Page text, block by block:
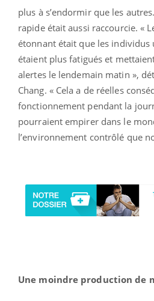
plus à s’endormir que les
rapide était aussi raccourcie. «
étonnant était que les individus
étaient plus fatigués et
alertes le lendemain matin »,
Chang. « Cela a de réelles
fonctionnement pendant la
pourraient empirer dans le
l’environnement contrôlé que
Une moindre production de